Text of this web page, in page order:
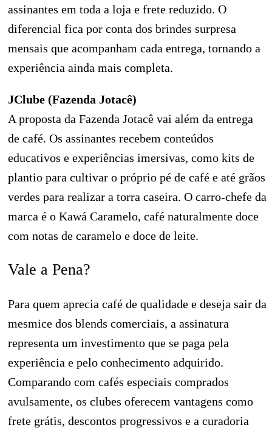
assinantes em toda a loja e frete reduzido. O
diferencial fica por conta dos brindes surpresa
mensais que acompanham cada entrega, tornando a
experiência ainda mais completa.
JClube (Fazenda Jotacê)
A proposta da Fazenda Jotacê vai além da entrega
de café. Os assinantes recebem conteúdos
educativos e experiências imersivas, como kits de
plantio para cultivar o próprio pé de café e até grãos
verdes para realizar a torra caseira. O carro-chefe da
marca é o Kawá Caramelo, café naturalmente doce
com notas de caramelo e doce de leite.
Vale a Pena?
Para quem aprecia café de qualidade e deseja sair da
mesmice dos blends comerciais, a assinatura
representa um investimento que se paga pela
experiência e pelo conhecimento adquirido.
Comparando com cafés especiais comprados
avulsamente, os clubes oferecem vantagens como
frete grátis, descontos progressivos e a curadoria